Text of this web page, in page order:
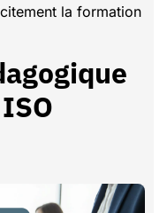
la formation